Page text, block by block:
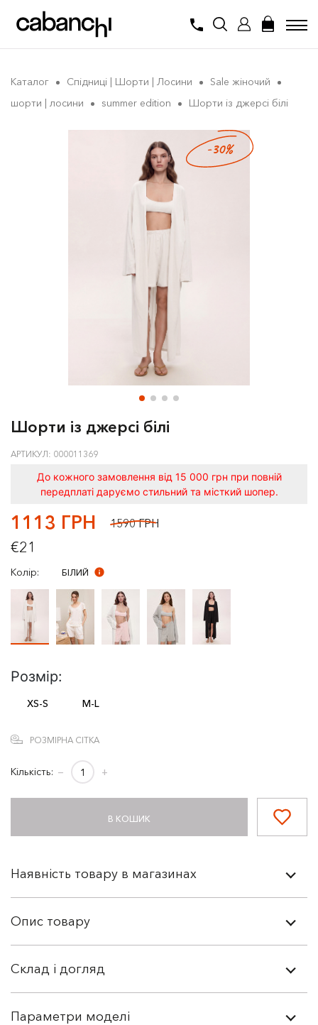
Каталог Спідниці | Шорти | Лосини
Sale жіночий
шорти | лосини
summer edition Шорти із джерсі білі
-30%
Шорти із джерсі білі
АРТИКУЛ: 000011369
До кожного замовлення від 15 000 грн при повній
передплаті даруємо стильний та місткий шопер.
1113 ГРН 1590 ГРН
€21
Колір: БІЛИЙ
Розмір:
XS-S M-L
РОЗМІРНА СІТКА
Кількість: − +
В КОШИК
Наявність товару в магазинах
Опис товару
Склад і догляд
Параметри моделі